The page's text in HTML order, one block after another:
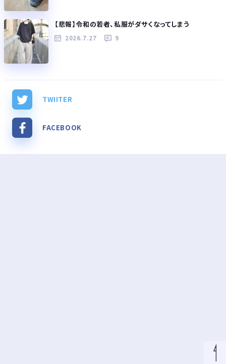
【悲報】令和の若者、私服がダサくなってしまう
2026.7.27 9
TWIITER
FACEBOOK